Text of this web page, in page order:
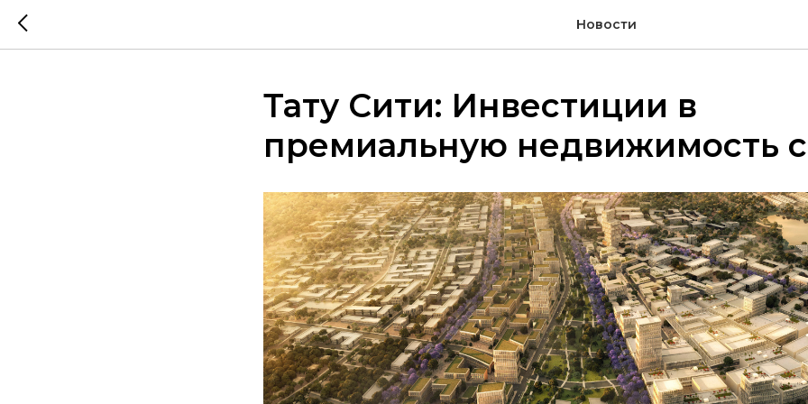
Новости
Тату Сити: Инвестиции в
премиальную недвижимость с